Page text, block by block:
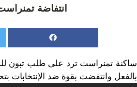
انتفاضة
ساكنة تمنراست ترد على طلب تبون
بالفعل وانتفضت بقوة ضد الإنتخابات